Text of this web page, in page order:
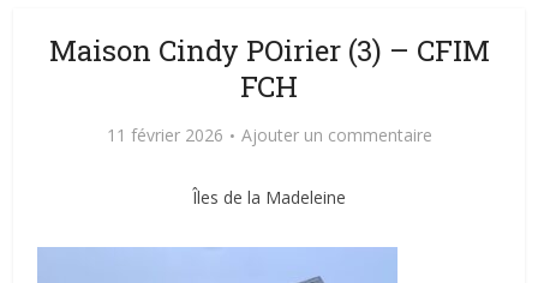
Maison Cindy POirier (3) – CFIM
FCH
11 février 2026 Ajouter un commentaire
Îles de la Madeleine